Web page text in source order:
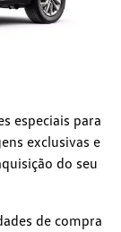
especiais para
exclusivas e
do seu
de compra